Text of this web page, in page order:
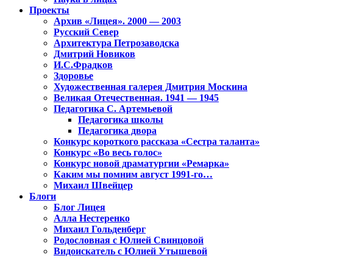
Проекты
Архив «Лицея». 2000 — 2003
Русский Север
Архитектура Петрозаводска
Дмитрий Новиков
И.С.Фрадков
Здоровье
Художественная галерея Дмитрия Москина
Великая Отечественная. 1941 — 1945
Педагогика С. Артемьевой
Педагогика школы
Педагогика двора
Конкурс короткого рассказа «Сестра таланта»
Конкурс «Во весь голос»
Конкурс новой драматургии «Ремарка»
Каким мы помним август 1991-го…
Михаил Швейцер
Блоги
Блог Лицея
Алла Нестеренко
Михаил Гольденберг
Родословная с Юлией Свинцовой
Видоискатель с Юлией Утышевой